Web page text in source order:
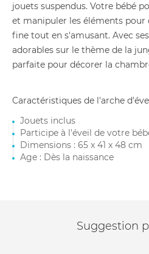
jouets suspendus. Votre bébé
et manipuler les éléments
fine tout en s'amusant. Avec
adorables sur le thème de la
parfaite pour décorer la
Caractéristiques de l'arche
Jouets inclus
Participe à l'éveil de votre
Dimensions : 65 x 41 x 48 cm
Age : Dès la naissance
Suggestion